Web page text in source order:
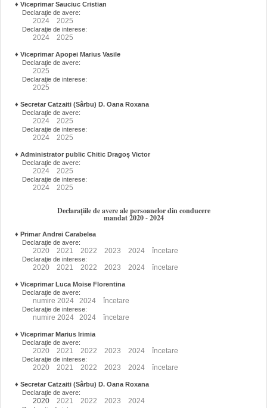
♦ Viceprimar Sauciuc Cristian
Declaraţie de avere:
2024 2025
Declaraţie de interese:
2024 2025
♦ Viceprimar Apopei Marius Vasile
Declaraţie de avere:
2025
Declaraţie de interese:
2025
♦ Secretar Catzaiti (Sârbu) D. Oana Roxana
Declaraţie de avere:
2024 2025
Declaraţie de interese:
2024 2025
♦ Administrator public Chitic Dragoș Victor
Declaraţie de avere:
2024 2025
Declaraţie de interese:
2024 2025
Declarațiile de avere ale persoanelor din conducere
mandat 2020 - 2024
♦ Primar Andrei Carabelea
Declaraţie de avere:
2020 2021 2022 2023 2024 încetare
Declaraţie de interese:
2020 2021 2022 2023 2024 încetare
♦ Viceprimar Luca Moise Florentina
Declaraţie de avere:
numire 2024 2024 încetare
Declaraţie de interese:
numire 2024 2024 încetare
♦ Viceprimar Marius Irimia
Declaraţie de avere:
2020 2021 2022 2023 2024 încetare
Declaraţie de interese:
2020 2021 2022 2023 2024 încetare
♦ Secretar Catzaiti (Sârbu) D. Oana Roxana
Declaraţie de avere:
2020 2021 2022 2023 2024